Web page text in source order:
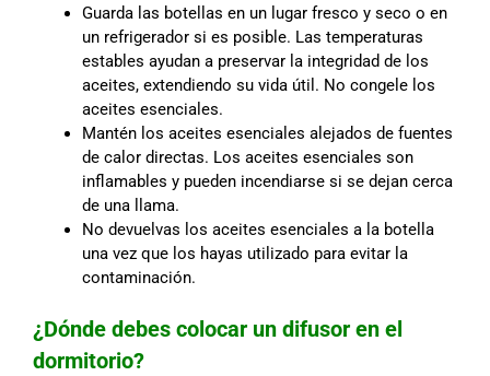
Guarda las botellas en un lugar fresco y seco o en
un refrigerador si es posible. Las temperaturas
estables ayudan a preservar la integridad de los
aceites, extendiendo su vida útil. No congele los
aceites esenciales.
Mantén los aceites esenciales alejados de fuentes
de calor directas. Los aceites esenciales son
inflamables y pueden incendiarse si se dejan cerca
de una llama.
No devuelvas los aceites esenciales a la botella
una vez que los hayas utilizado para evitar la
contaminación.
¿Dónde debes colocar un difusor en el
dormitorio?